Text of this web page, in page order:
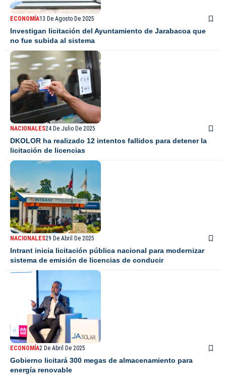
ECONOMÍA13 De Agosto De 2025
Investigan licitación del Ayuntamiento de Jarabacoa que
no fue subida al sistema
NACIONALES24 De Julio De 2025
DKOLOR ha realizado 12 intentos fallidos para detener la
licitación de licencias
NACIONALES29 De Abril De 2025
Intrant inicia licitación pública nacional para modernizar
sistema de emisión de licencias de conducir
ECONOMÍA2 De Abril De 2025
Gobierno licitará 300 megas de almacenamiento para
energía renovable